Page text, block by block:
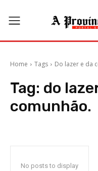
Home Tags Do lazer e da
Tag: do
comunhão.
No posts to display